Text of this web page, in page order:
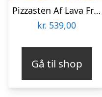
Pizzasten Af Lava Fra Etna
kr. 539,00
Gå til shop